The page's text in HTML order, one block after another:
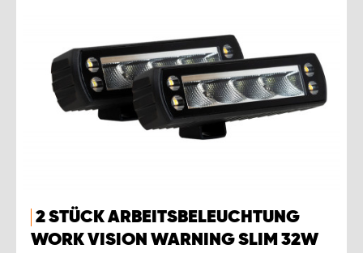
2 STÜCK ARBEITSBELEUCHTUNG
WORK VISION WARNING SLIM 32W